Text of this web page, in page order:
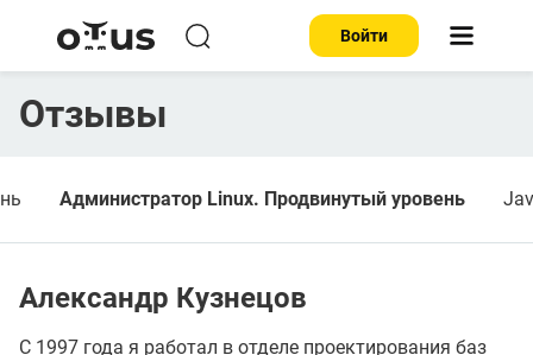
Войти
Отзывы
Администратор Linux. Продвинутый уровень
Александр Кузнецов
С 1997 года я работал в отделе проектирования баз